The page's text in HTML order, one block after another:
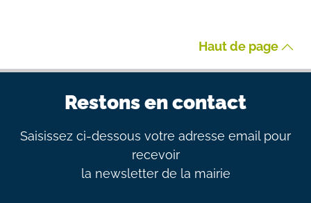
Haut de page
Restons en contact
Saisissez ci-dessous votre adresse email pour
recevoir
la newsletter de la mairie